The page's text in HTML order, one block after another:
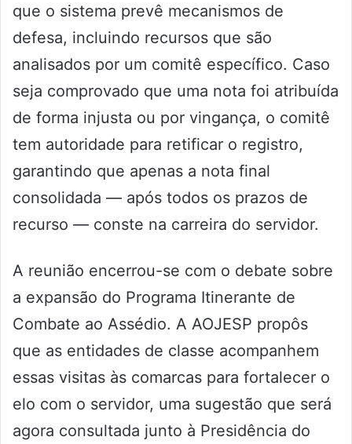
que o sistema prevê mecanismos de
defesa, incluindo recursos que são
analisados por um comitê específico. Caso
seja comprovado que uma nota foi atribuída
de forma injusta ou por vingança, o comitê
tem autoridade para retificar o registro,
garantindo que apenas a nota final
consolidada — após todos os prazos de
recurso — conste na carreira do servidor.
A reunião encerrou-se com o debate sobre
a expansão do Programa Itinerante de
Combate ao Assédio. A AOJESP propôs
que as entidades de classe acompanhem
essas visitas às comarcas para fortalecer o
elo com o servidor, uma sugestão que será
agora consultada junto à Presidência do